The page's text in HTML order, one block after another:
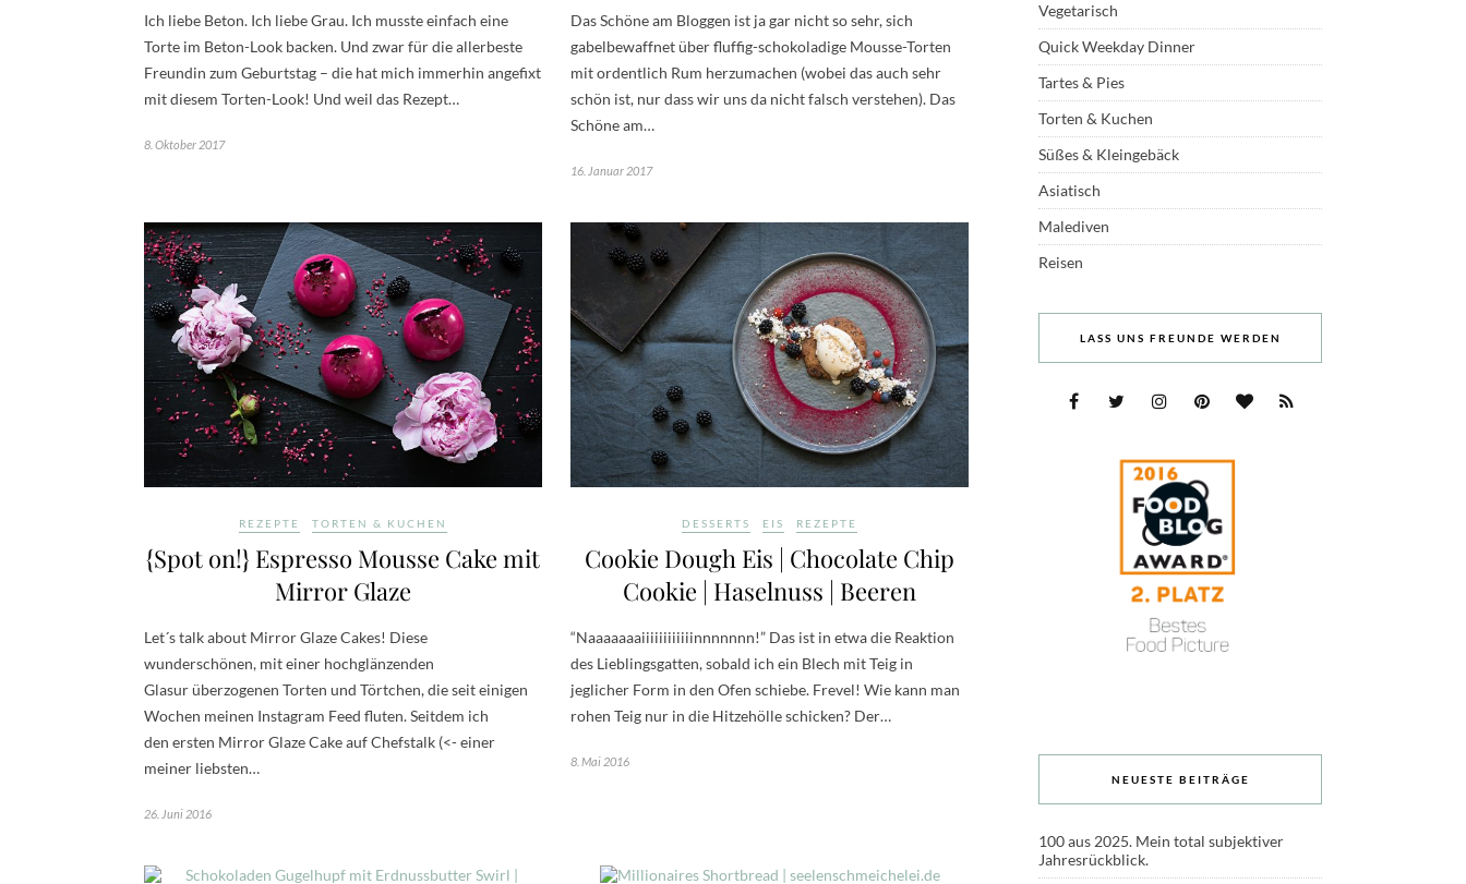
Ich liebe Beton. Ich liebe Grau. Ich musste einfach eine
Torte im Beton-Look backen. Und zwar für die allerbeste
Freundin zum Geburtstag – die hat mich immerhin angefixt
mit diesem Torten-Look! Und weil das Rezept…
8. Oktober 2017
Das Schöne am Bloggen ist ja gar nicht so sehr, sich
gabelbewaffnet über fluffig-schokoladige Mousse-Torten
mit ordentlich Rum herzumachen (wobei das auch sehr
schön ist, nur dass wir uns da nicht falsch verstehen). Das
Schöne am…
16. Januar 2017
REZEPTE TORTEN & KUCHEN
{Spot on!} Espresso Mousse Cake mit
Mirror Glaze
Let´s talk about Mirror Glaze Cakes! Diese
wunderschönen, mit einer hochglänzenden
Glasur überzogenen Torten und Törtchen, die seit einigen
Wochen meinen Instagram Feed fluten. Seitdem ich
den ersten Mirror Glaze Cake auf Chefstalk (<- einer
meiner liebsten…
26. Juni 2016
DESSERTS EIS REZEPTE
Cookie Dough Eis | Chocolate Chip
Cookie | Haselnuss | Beeren
“Naaaaaaaiiiiiiiiiiiinnnnnnn!” Das ist in etwa die Reaktion
des Lieblingsgatten, sobald ich ein Blech mit Teig in
jeglicher Form in den Ofen schiebe. Frevel! Wie kann man
rohen Teig nur in die Hitzehölle schicken? Der…
8. Mai 2016
Vegetarisch
Quick Weekday Dinner
Tartes & Pies
Torten & Kuchen
Süßes & Kleingebäck
Asiatisch
Malediven
Reisen
LASS UNS FREUNDE WERDEN
NEUESTE BEITRÄGE
100 aus 2025. Mein total subjektiver
Jahresrückblick.